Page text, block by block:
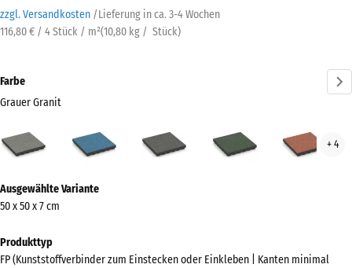
zzgl. Versandkosten /Lieferung in ca. 3-4 Wochen
116,80 € / 4 Stück / m²(10,80 kg / Stück)
Farbe
Grauer Granit
Granit
Dunkelgrauer
Granit
Englischer
Rasen
+ 4
Informationen
zu
Farben?
Ausgewählte Variante
50 x 50 x 7 cm
Produkttyp
FP (Kunststoffverbinder zum Einstecken oder Einkleben | Kanten minimal